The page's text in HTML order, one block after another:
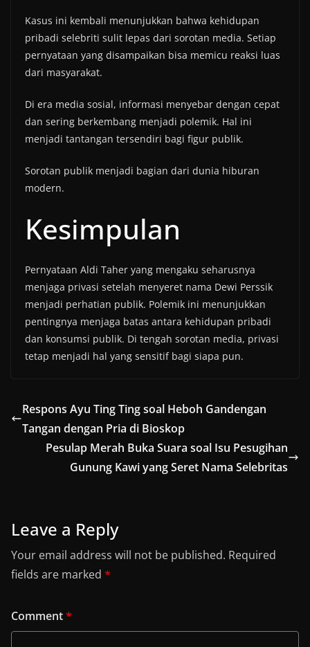
Kasus ini kembali menunjukkan bahwa kehidupan
pribadi selebriti sulit lepas dari sorotan media. Setiap
pernyataan yang disampaikan bisa memicu reaksi luas
dari masyarakat.
Di era media sosial, informasi menyebar dengan cepat
dan sering berkembang menjadi polemik. Hal ini
menjadi tantangan tersendiri bagi figur publik.
Sorotan publik menjadi bagian dari dunia hiburan
modern.
Kesimpulan
Pernyataan Aldi Taher yang mengaku seharusnya
menjaga privasi setelah menyeret nama Dewi Perssik
menjadi perhatian publik. Polemik ini menunjukkan
pentingnya menjaga batas antara kehidupan pribadi
dan konsumsi publik. Di tengah sorotan media, privasi
tetap menjadi hal yang sensitif bagi siapa pun.
Respons Ayu Ting Ting soal Heboh Gandengan
Tangan dengan Pria di Bioskop
Pesulap Merah Buka Suara soal Isu Pesugihan
Gunung Kawi yang Seret Nama Selebritas
Leave a Reply
Your email address will not be published. Required
fields are marked *
Comment*